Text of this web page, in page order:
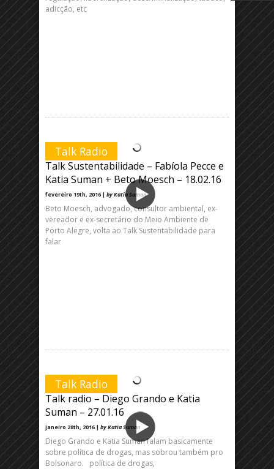
adicção, etc
Talk Radio
Talk Sustentabilidade – Fabíola Pecce e
Katia Suman + Beto Moesch – 18.02.16
fevereiro 19th, 2016 | by Katia Suman
Beto Moesch, advogado, consultor ambiental, ex-
vereador e ex-secretário do Meio Ambiente de
Porto Alegre, volta ao Talk Sustentabilidade para
falar
Talk Radio
Talk radio – Diego Grando e Katia
Suman – 27.01.16
janeiro 28th, 2016 | by Katia Suman
Diego Grando e Katia Suman falam basicamente
sobre política de drogas, mas sobrou também pro
Bolsonaro. política de drogas,